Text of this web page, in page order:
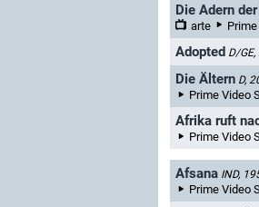
Die Adern
arte Prime
Adopted D/
Die Ältern D,
Prime Video
Afrika ruft
Prime Video
Afsana IND,
Prime Video